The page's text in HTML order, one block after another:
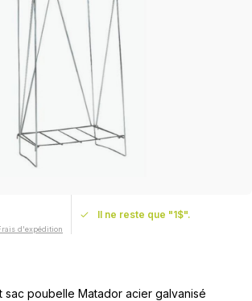
d'expédition
Il ne reste que "1$".
sac poubelle Matador acier galvanisé